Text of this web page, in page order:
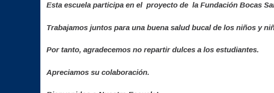
Esta escuela participa en el proyecto de la Fundación Bocas
Trabajamos juntos para una buena salud bucal de los niños y
Por tanto, agradecemos no repartir dulces a los estudiantes.
Apreciamos su colaboración.